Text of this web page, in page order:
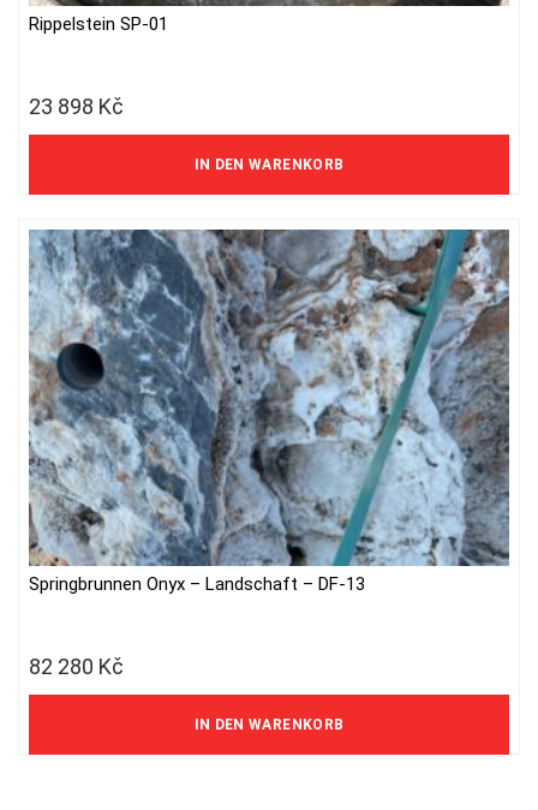
Rippelstein SP-01
23 898 Kč
19 750 Kč ohne MwSt.
IN DEN WARENKORB
Springbrunnen Onyx – Landschaft – DF-13
82 280 Kč
68 000 Kč ohne MwSt.
IN DEN WARENKORB